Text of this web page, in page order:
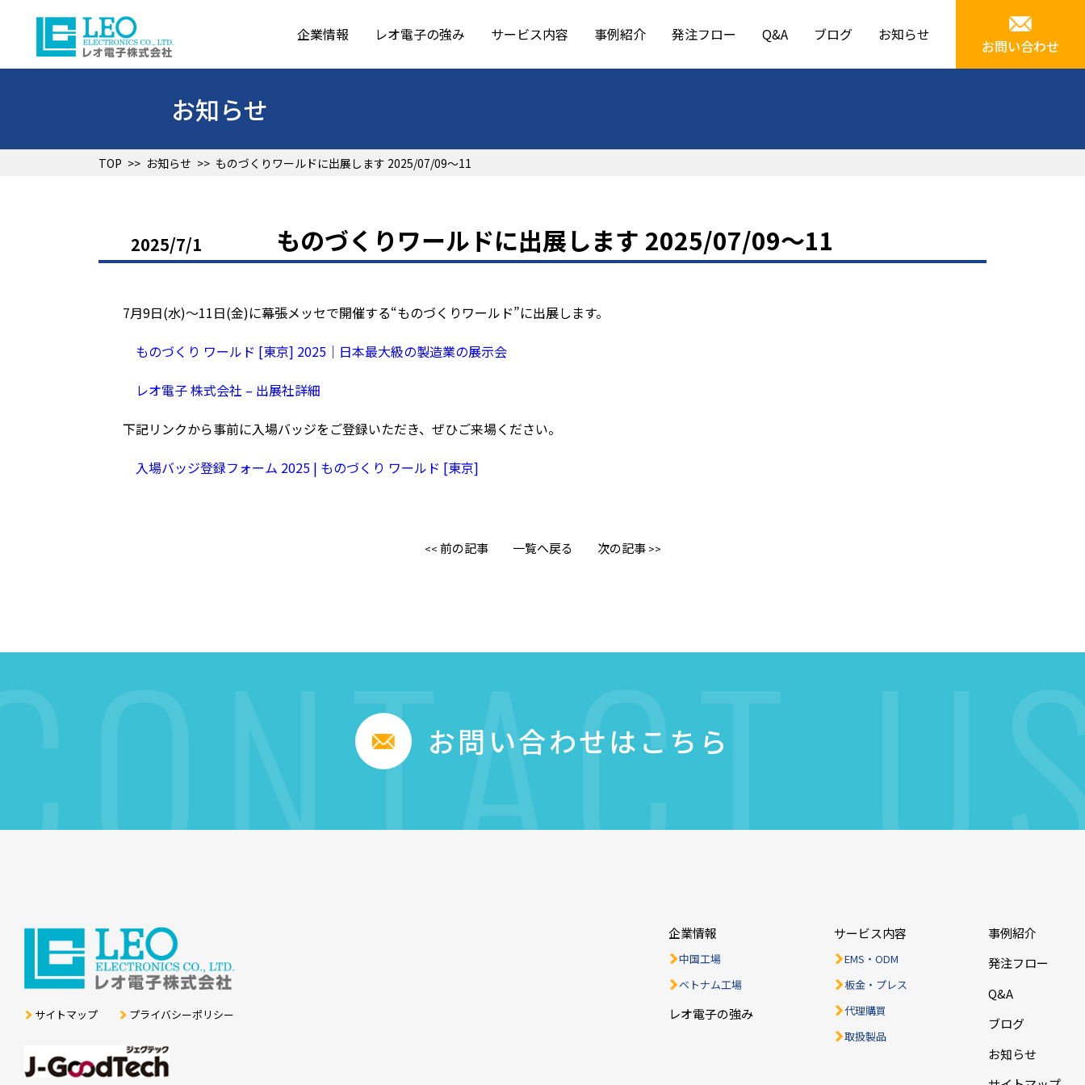
企業情報 レオ電子の強み サービス内容 事例紹介 発注フロー Q&A ブログ お知らせ
お問い合わせ
お知らせ
TOP >> お知らせ >> ものづくりワールドに出展します 2025/07/09～11
2025/7/1 ものづくりワールドに出展します 2025/07/09～11
7⽉9⽇(⽔)〜11⽇(⾦)に幕張メッセで開催する“ものづくりワールド”に出展します。
ものづくり ワールド [東京] 2025｜日本最大級の製造業の展示会
レオ電子 株式会社 – 出展社詳細
下記リンクから事前に入場バッジをご登録いただき、ぜひご来場ください。
入場バッジ登録フォーム 2025 | ものづくり ワールド [東京]
<< 前の記事 一覧へ戻る 次の記事>>
お問い合わせはこちら
サイトマップ プライバシーポリシー
企業情報
中国工場
ベトナム工場
レオ電子の強み
サービス内容
EMS・ODM
板金・プレス
代理購買
取扱製品
事例紹介
発注フロー
Q&A
ブログ
お知らせ